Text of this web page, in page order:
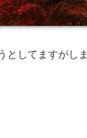
としてますがし